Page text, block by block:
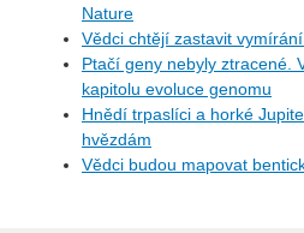
Nature
Vědci chtějí zastavit
Ptačí geny nebyly ztracené.
kapitolu evoluce genomu
Hnědí trpaslíci a horké
hvězdám
Vědci budou mapovat